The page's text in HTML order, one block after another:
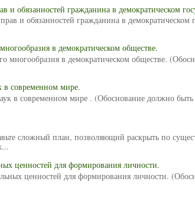
и обязанностей гражданина в демократическом
и обязанностей гражданина в демократическом
в демократическом обществе.
многообразия в демократическом обществе.
в современном мире.
в современном мире . (Обоснование должно
сложный план, позволяющий раскрыть по
ценностей для формирования личности.
ценностей для формирования личности.